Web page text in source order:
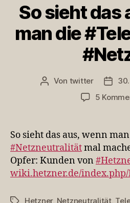
So sieht das
man die
Beitragsautor
Von twitter
5
So sieht das aus, wenn
#Netzneutralitätmal
Opfer: Kunden von
wiki.hetzner.de/
Schlagwörter
Hetzner, Netzneutralität,